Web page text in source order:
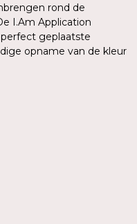
rond de
I.Am Application
geplaatste
opname van de kleur